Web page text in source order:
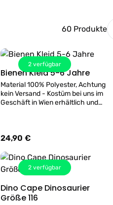
60 Produkte
2 verfügbar
Details
Bienen Kleid 5-6 Jahre
Material 100% Polyester, Achtung
kein Versand - Kostüm bei uns im
Geschäft in Wien erhältlich und
Regulärer Preis:
24,90 €
2 verfügbar
Details
Dino Cape Dinosaurier
Größe 116